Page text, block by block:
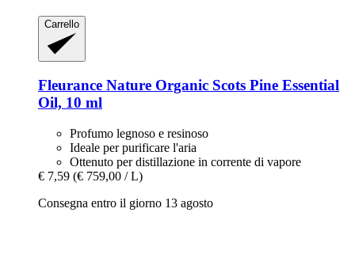
Carrello
Fleurance Nature Organic Scots Pine Essential
Oil, 10 ml
Profumo legnoso e resinoso
Ideale per purificare l'aria
Ottenuto per distillazione in corrente di vapore
€ 7,59 (€ 759,00 / L)
Consegna entro il giorno 13 agosto